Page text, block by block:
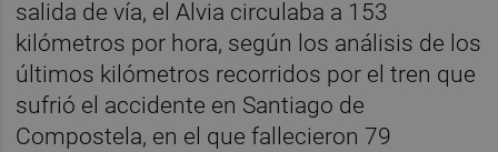
salida de vía, el Alvia circulaba a 153
kilómetros por hora, según los análisis de los
últimos kilómetros recorridos por el tren que
sufrió el accidente en Santiago de
Compostela, en el que fallecieron 79